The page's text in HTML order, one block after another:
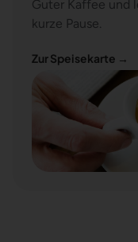
Guter Kaffee und
kurze Pause.
Zur Speisekarte →